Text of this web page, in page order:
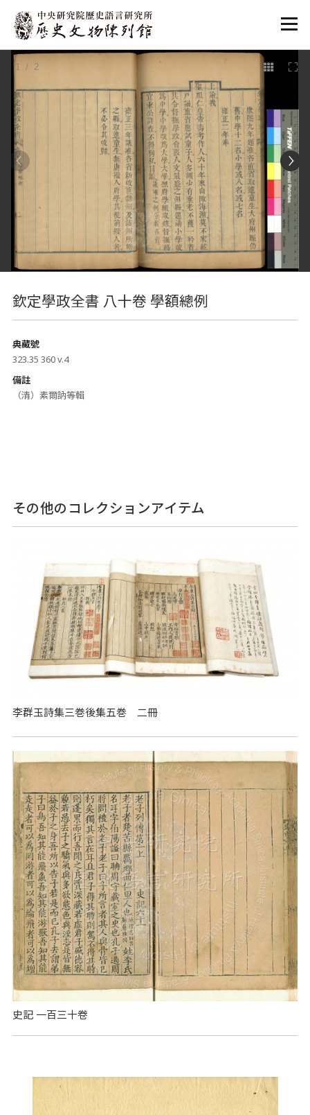
:::
1 / 2
欽定學政全書 八十卷 學額總例
典藏號
323.35 360 v.4
備註
（清）素爾訥等輯
その他のコレクションアイテム
李群玉詩集三巻後集五巻 二冊
史記 一百三十卷